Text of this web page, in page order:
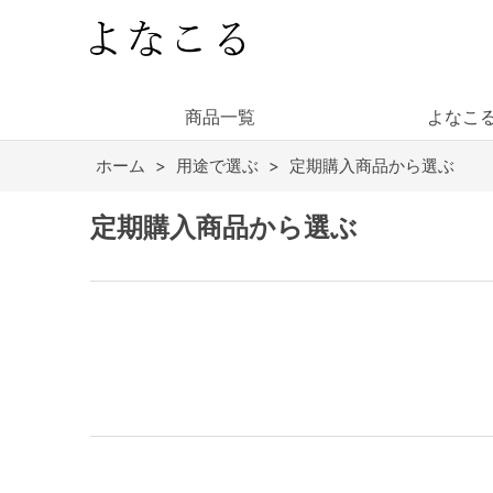
商品一覧 よなこ
ホーム > 用途で選ぶ > 定期購入商品から選ぶ
定期購入商品から選ぶ